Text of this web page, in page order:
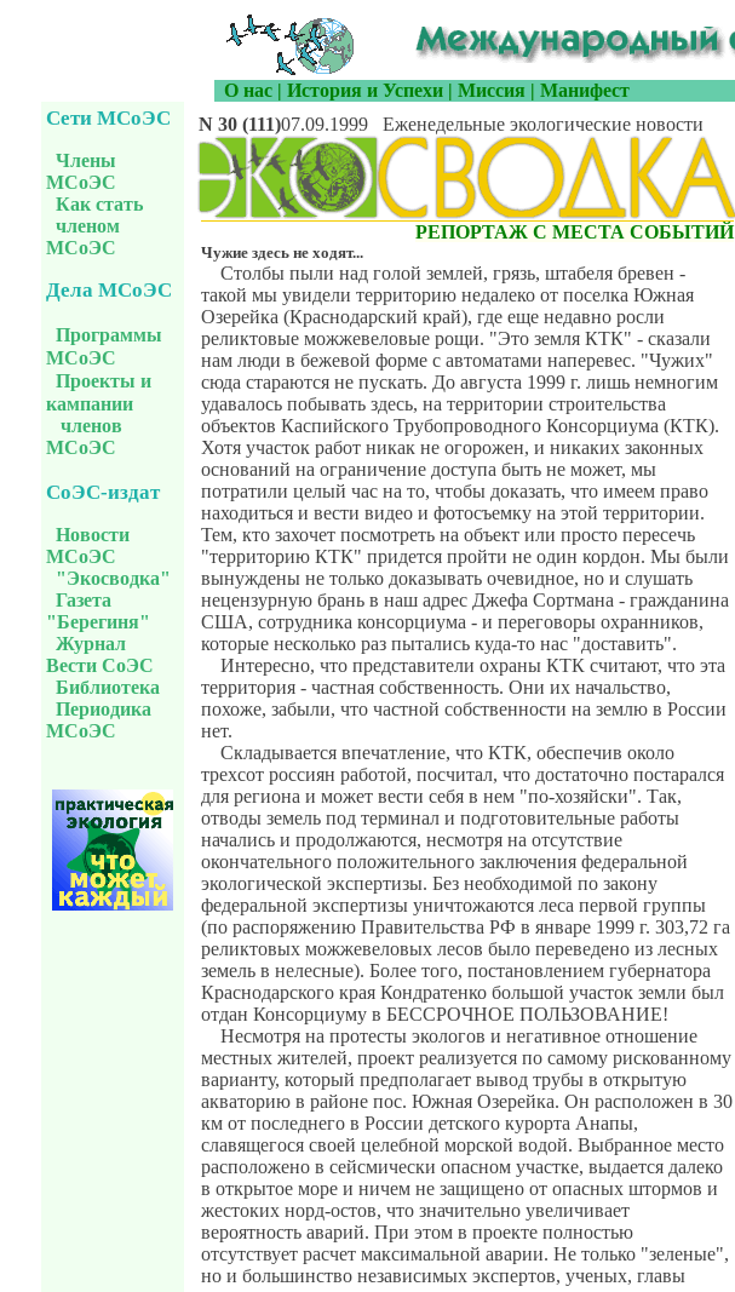
О нас | История и Успехи | Миссия | Манифест
Сети МСоЭС
Члены
МСоЭС
Как стать
членом
МСоЭС
Дела МСоЭС
Программы
МСоЭС
Проекты и
кампании
членов
МСоЭС
СоЭС-издат
Новости
МСоЭС
"Экосводка"
Газета
"Берегиня"
Журнал
Вести СоЭС
Библиотека
Периодика
МСоЭС
N 30 (111)07.09.1999 Еженедельные экологические новости
РЕПОРТАЖ С МЕСТА СОБЫТИЙ
Чужие здесь не ходят...
Столбы пыли над голой землей, грязь, штабеля бревен -
такой мы увидели территорию недалеко от поселка Южная
Озерейка (Краснодарский край), где еще недавно росли
реликтовые можжевеловые рощи. "Это земля КТК" - сказали
нам люди в бежевой форме с автоматами наперевес. "Чужих"
сюда стараются не пускать. До августа 1999 г. лишь немногим
удавалось побывать здесь, на территории строительства
объектов Каспийского Трубопроводного Консорциума (КТК).
Хотя участок работ никак не огорожен, и никаких законных
оснований на ограничение доступа быть не может, мы
потратили целый час на то, чтобы доказать, что имеем право
находиться и вести видео и фотосъемку на этой территории.
Тем, кто захочет посмотреть на объект или просто пересечь
"территорию КТК" придется пройти не один кордон. Мы были
вынуждены не только доказывать очевидное, но и слушать
нецензурную брань в наш адрес Джефа Сортмана - гражданина
США, сотрудника консорциума - и переговоры охранников,
которые несколько раз пытались куда-то нас "доставить".
Интересно, что представители охраны КТК считают, что эта
территория - частная собственность. Они их начальство,
похоже, забыли, что частной собственности на землю в России
нет.
Складывается впечатление, что КТК, обеспечив около
трехсот россиян работой, посчитал, что достаточно постарался
для региона и может вести себя в нем "по-хозяйски". Так,
отводы земель под терминал и подготовительные работы
начались и продолжаются, несмотря на отсутствие
окончательного положительного заключения федеральной
экологической экспертизы. Без необходимой по закону
федеральной экспертизы уничтожаются леса первой группы
(по распоряжению Правительства РФ в январе 1999 г. 303,72 га
реликтовых можжевеловых лесов было переведено из лесных
земель в нелесные). Более того, постановлением губернатора
Краснодарского края Кондратенко большой участок земли был
отдан Консорциуму в БЕССРОЧНОЕ ПОЛЬЗОВАНИЕ!
Несмотря на протесты экологов и негативное отношение
местных жителей, проект реализуется по самому рискованному
варианту, который предполагает вывод трубы в открытую
акваторию в районе пос. Южная Озерейка. Он расположен в 30
км от последнего в России детского курорта Анапы,
славящегося своей целебной морской водой. Выбранное место
расположено в сейсмически опасном участке, выдается далеко
в открытое море и ничем не защищено от опасных штормов и
жестоких норд-остов, что значительно увеличивает
вероятность аварий. При этом в проекте полностью
отсутствует расчет максимальной аварии. Не только "зеленые",
но и большинство независимых экспертов, ученых, главы